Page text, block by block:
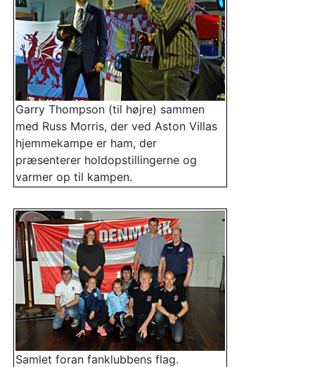
Garry Thompson (til højre) sammen
med Russ Morris, der ved Aston Villas
hjemmekampe er ham, der
præsenterer holdopstillingerne og
varmer op til kampen.
Samlet foran fanklubbens flag.